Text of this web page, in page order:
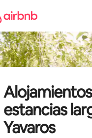
estancias
Yavaros